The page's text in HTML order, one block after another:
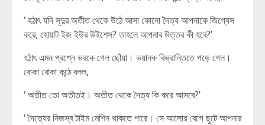
‘ হঠাৎ যদি সূদুর অতীত থেকে উঠে আসা কোনো দৈত্য আপনাকে জিগ্যেস
করে, হোয়াট ইজ ইউর উইশেস? তাহলে আপনার উত্তর কী হবে?’
হঠাৎ এমন প্রশ্নে ভরকে গেল ছোঁয়া। ভয়ানক বিভ্রান্তিতে পড়ে গেল।
বোকা বোকা কন্ঠে বলল,
‘ অতীত তো অতীতই। অতীত থেকে দৈত্য কি করে আসবে?’
‘ দৈত্যের নিজস্ব টাইম মেশিন থাকতে পারে। সে আলোর বেগে ছুটে আপনার